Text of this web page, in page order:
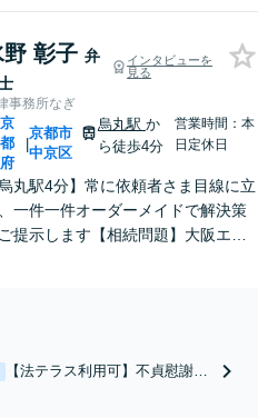
笑顔になれる解決を目
士と連携】【フランス
語・英語対応】国際離
婚・ハーグ条約案件も
円滑に支援【休日・夜
間対応】【完全個室】
野 彰子 弁
インタビューを
見る
事務所なぎ
京
都
府
|
京都市
中京区
烏丸駅 か
ら徒歩4分
営業時間：本
日定休日
烏丸駅4分】常に依頼者さま目線に立
一件一件オーダーメイドで解決策
提示します【相続問題】大阪エリ
【法テラス利用可】不貞慰謝料